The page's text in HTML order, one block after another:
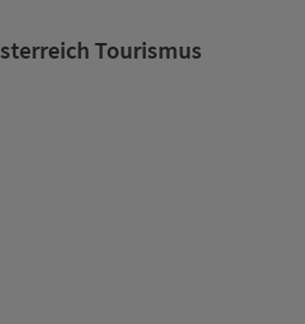
Tourismus